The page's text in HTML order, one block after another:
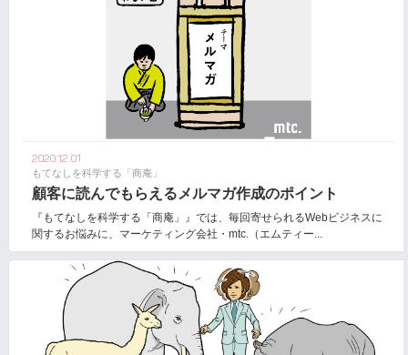
2020.12.01
もてなしを科学する「商庵」
顧客に読んでもらえるメルマガ作成のポイント
『もてなしを科学する「商庵」』では、毎回寄せられるWebビジネスに
関するお悩みに、マーケティング会社・mtc.（エムティー...